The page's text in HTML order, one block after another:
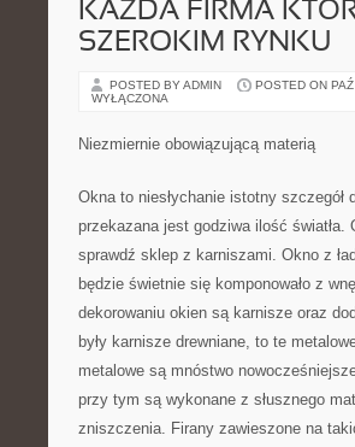
KAŻDA FIRMA
SZEROKIM RYNKU
POSTED BY ADMIN POSTED ON
WYŁĄCZONA
Niezmiernie obowiązującą materią
Okna to niesłychanie istotny
przekazana jest godziwa ilość
sprawdź sklep z karniszami. Okno z
będzie świetnie się komponowało z
dekorowaniu okien są karnisze oraz
były karnisze drewniane, to te
metalowe są mnóstwo
przy tym są wykonane z słusznego
zniszczenia. Firany zawieszone na